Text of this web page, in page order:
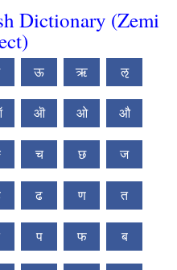
Dictionary (Zemi
ऊ ऋ ऌ
ऒ ओ औ
च छ ज
ढ ण त
प फ ब